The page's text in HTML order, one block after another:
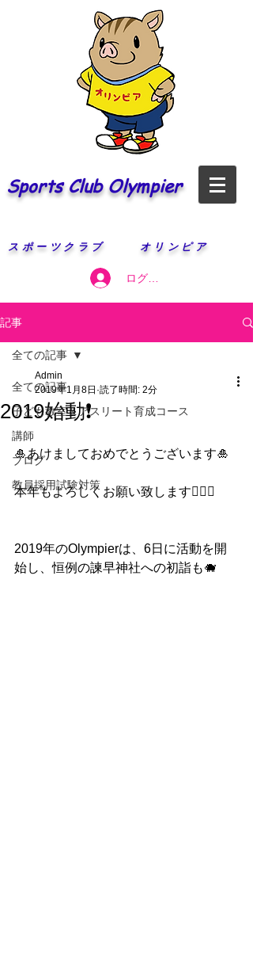
Sports Club Olympier
​スポーツクラブ オリンピア
ログイン
記事
全ての記事
子ども教室＆アスリート育成コース
講師
ブログ
教員採用試験対策
全ての記事
2019始動❗️
Admin
2019年1月8日 読了時間: 2分
🎍あけましておめでとうございます🎍
本年もよろしくお願い致します🙇🏻‍♂️
2019年のOlympierは、6日に活動を開
始し、恒例の諫早神社への初詣も🐗